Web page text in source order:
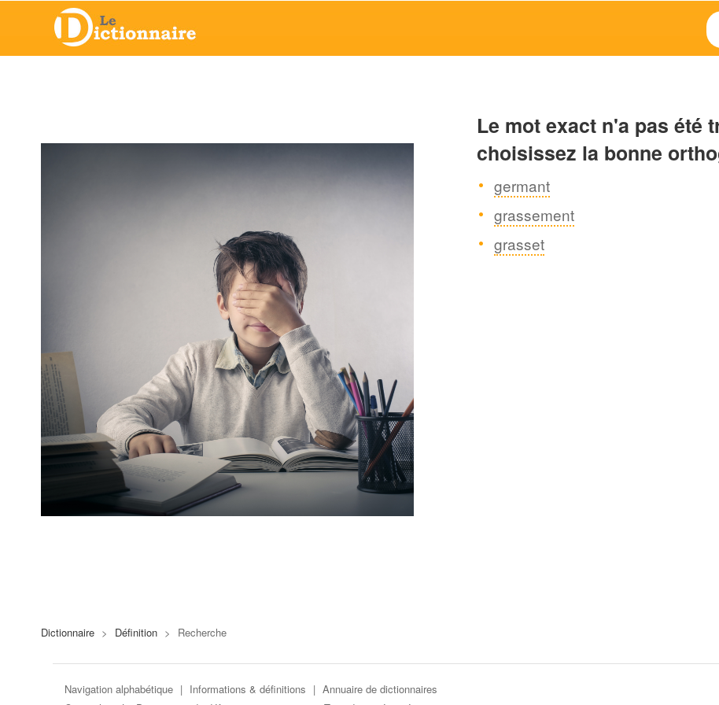
Le mot exact n'a pas été
choisissez la bonne
germant
grassement
grasset
Dictionnaire > Définition > Recherche
Navigation alphabétique | Informations & définitions | Annuaire de dictionnaires